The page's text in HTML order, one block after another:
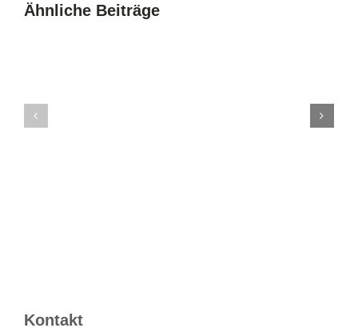
Ähnliche Beiträge
Kontakt